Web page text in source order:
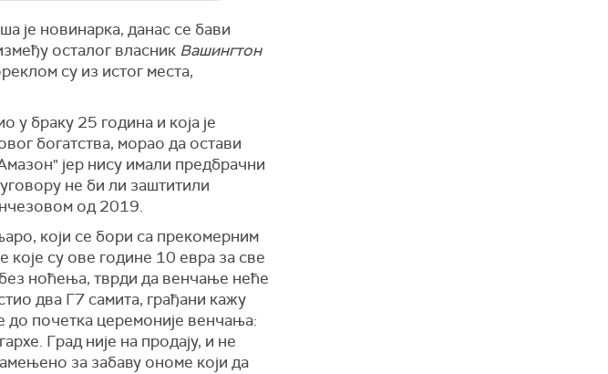
је новинарка, данас се бави
осталог власник Вашингтон
су из истог места,
у браку 25 година и која је
богатства, морао да остави
јер нису имали предбрачни
не би ли заштитили
од 2019.
који се бори са прекомерним
које су ове године 10 евра за све
ноћења, тврди да венчање неће
два Г7 самита, грађани кажу
до почетка церемоније венчања:
Град није на продају, и не
за забаву ономе који да